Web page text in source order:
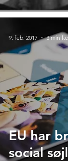
EU har
social
9. feb. 2017 3 min